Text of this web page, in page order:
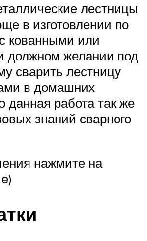
лестницы
в изготовлении по
кованными или
должном желании под
сварить лестницу
в домашних
данная работа так же
знаний сварного
нажмите на